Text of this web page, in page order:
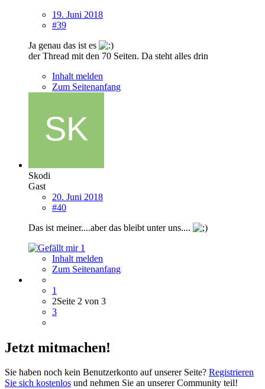
19. Juni 2018
#39
Ja genau das ist es
der Thread mit den 70 Seiten. Da steht alles drin
Inhalt melden
Zum Seitenanfang
Skodi
Gast
20. Juni 2018
#40
Das ist meiner....aber das bleibt unter uns....
1
Inhalt melden
Zum Seitenanfang
1
2Seite 2 von 3
3
Jetzt mitmachen!
Sie haben noch kein Benutzerkonto auf unserer Seite? Registrieren
Sie sich kostenlos und nehmen Sie an unserer Community teil!